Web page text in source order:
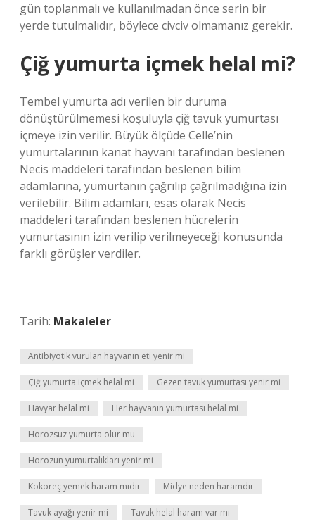
gün toplanmalı ve kullanılmadan önce serin bir
yerde tutulmalıdır, böylece civciv olmamanız gerekir.
Çiğ yumurta içmek helal mi?
Tembel yumurta adı verilen bir duruma
dönüştürülmemesi koşuluyla çiğ tavuk yumurtası
içmeye izin verilir. Büyük ölçüde Celle’nin
yumurtalarının kanat hayvanı tarafından beslenen
Necis maddeleri tarafından beslenen bilim
adamlarına, yumurtanın çağrılıp çağrılmadığına izin
verilebilir. Bilim adamları, esas olarak Necis
maddeleri tarafından beslenen hücrelerin
yumurtasının izin verilip verilmeyeceği konusunda
farklı görüşler verdiler.
Tarih: Makaleler
Antibiyotik vurulan hayvanın eti yenir mi
Çiğ yumurta içmek helal mi Gezen tavuk yumurtası yenir mi
Havyar helal mi Her hayvanın yumurtası helal mi
Horozsuz yumurta olur mu
Horozun yumurtalıkları yenir mi
Kokoreç yemek haram mıdır Midye neden haramdır
Tavuk ayağı yenir mi Tavuk helal haram var mı